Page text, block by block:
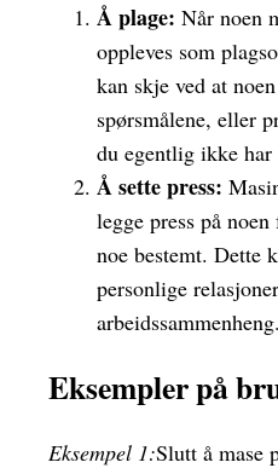
Å plage: Når noen
oppleves som
kan skje ved at
spørsmålene, eller
du egentlig ikke
Å sette press:
legge press på
noe bestemt. Dette
personlige
arbeidssammenheng.
Eksempler på
Eksempel 1:Slutt å mase